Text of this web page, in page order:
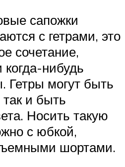
сапожки
с гетрами, это
сочетание,
когда-нибудь
Гетры могут быть
так и быть
Носить такую
с юбкой,
шортами.